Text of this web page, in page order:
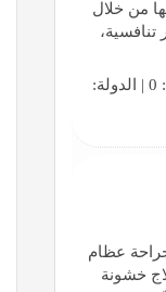
من خلال
تنافسية،
عظام
خشونة